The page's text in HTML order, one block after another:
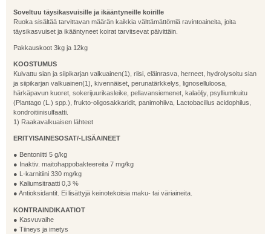
Soveltuu täysikasvuisille ja ikääntyneille koirille
Ruoka sisältää tarvittavan määrän kaikkia välttämättömiä ravintoaineita, joita
täysikasvuiset ja ikääntyneet koirat tarvitsevat päivittäin.
Pakkauskoot 3kg ja 12kg
KOOSTUMUS
Kuivattu sian ja siipikarjan valkuainen(1), riisi, eläinrasva, herneet, hydrolysoitu sian
ja siipikarjan valkuainen(1), kivennäiset, perunatärkkelys, lignoselluloosa,
härkäpavun kuoret, sokerijuurikasleike, pellavansiemenet, kalaöljy, psylliumkuitu
(Plantago (L.) spp.), frukto-oligosakkaridit, panimohiiva, Lactobacillus acidophilus,
kondroitiinisulfaatti.
1) Raakavalkuaisen lähteet
ERITYISAINESOSAT/-LISÄAINEET
● Bentoniitti 5 g/kg
● Inaktiv. maitohappobakteereita 7 mg/kg
● L-karnitiini 330 mg/kg
● Kaliumsitraatti 0,3 %
● Antioksidantit. Ei lisättyjä keinotekoisia maku- tai väriaineita.
KONTRAINDIKAATIOT
● Kasvuvaihe
● Tiineys ja imetys